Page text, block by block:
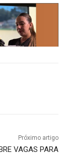
Próximo artigo
VAGAS PARA